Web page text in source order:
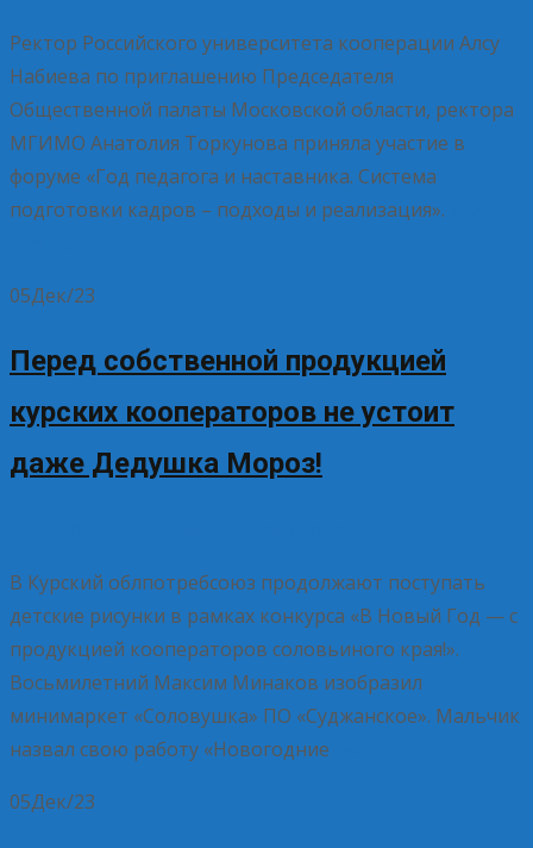
Ректор Российского университета кооперации Алсу
Набиева по приглашению Председателя
Общественной палаты Московской области, ректора
МГИМО Анатолия Торкунова приняла участие в
форуме «Год педагога и наставника. Система
подготовки кадров – подходы и реализация».
05Дек/23
Перед собственной продукцией
курских кооператоров не устоит
даже Дедушка Мороз!
В Курский облпотребсоюз продолжают поступать
детские рисунки в рамках конкурса «В Новый Год — с
продукцией кооператоров соловьиного края!».
Восьмилетний Максим Минаков изобразил
минимаркет «Соловушка» ПО «Суджанское». Мальчик
назвал свою работу «Новогодние
05Дек/23